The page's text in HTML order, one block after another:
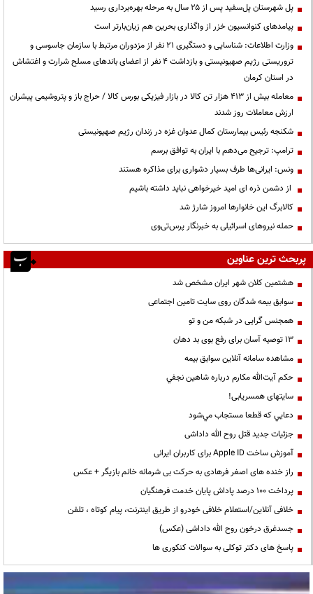
پل شهرستان پل‌سفید پس از ۲۵ سال به مرحله بهره‌برداری رسید
پیامدهای کنوانسیون خزر از واگذاری بحرین هم زیان‌بارتر است
وزارت اطلاعات: شناسایی و دستگیری ۲۱ نفر از مزدوران مرتبط با سازمان جاسوسی و
تروریستی رژیم صهیونیستی و بازداشت ۴ نفر از اعضای باندهای مسلح شرارت و اغتشاش
در استان کرمان
معامله بیش از ۴۱۳ هزار تن کالا در بازار فیزیکی بورس کالا / حراج باز و پتروشیمی پیشران
ارزش معاملات روز شدند
شکنجه رئیس بیمارستان کمال عدوان غزه در زندان رژیم صهیونیستی
ترامپ: ترجیح می‌دهم با ایران به توافق برسم
ونس: ایرانی‌ها طرف بسیار دشواری برای مذاکره هستند
از دشمن ذره ای امید خیرخواهی نباید داشته باشیم
کالابرگ این خانوارها امروز شارژ شد
حمله نیروهای اسرائیلی به خبرنگار پرس‌تی‌وی
پربحث ترین عناوین
هشتمین کلان شهر ایران مشخص شد
سوابق بیمه شدگان روی سایت تامین اجتماعی
همجنس گرایی در شبکه من و تو
13 توصیه آسان برای رفع بوی بد دهان
مشاهده سامانه آنلاين سوابق بیمه
حكم آيت‌الله مكارم درباره شاهين نجفي
سایتهای همسریابی!
دعايي كه قطعا مستجاب مي‌شود
جزئیات جدید قتل روح الله داداشی
آموزش ساخت Apple ID برای کاربران ایرانی
راز خنده های اصغر فرهادی به حرکت بی شرمانه خانم بازیگر + عکس
پرداخت ۱۰۰ درصد پاداش پایان خدمت فرهنگیان
خلافی آنلاین/استعلام خلافی خودرو از طریق اینترنت، پیام کوتاه ، تلفن
جسدغرق درخون روح الله داداشی (عکس)
پاسخ های دکتر توکلی به سوالات کنکوری ها